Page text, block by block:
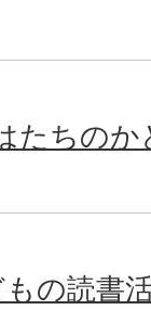
たちの
の読書